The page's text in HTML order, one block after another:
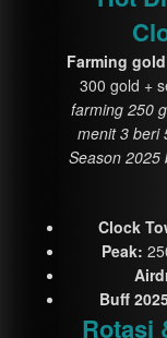
Farming
300 gold +
farming 250
menit 3 beri
Season 2025
Clock
Peak:
Buff
Rotasi